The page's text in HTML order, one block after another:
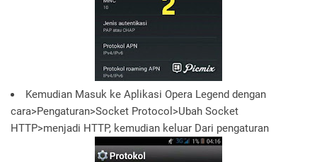
Kemudian Masuk ke Aplikasi Opera Legend dengan
cara>Pengaturan>Socket Protocol>Ubah Socket
HTTP>menjadi HTTP, kemudian keluar Dari pengaturan